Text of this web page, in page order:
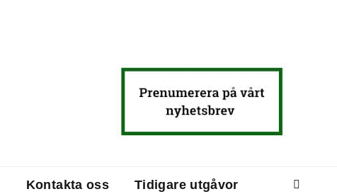
Kontakta oss Tidigare utgåvor